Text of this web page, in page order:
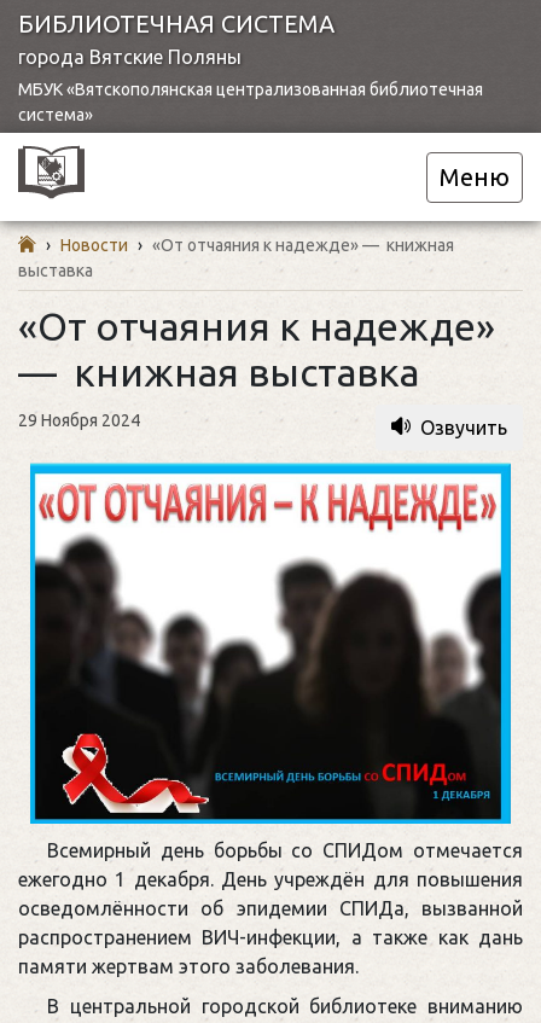
БИБЛИОТЕЧНАЯ СИСТЕМА
города Вятские Поляны
МБУК «Вятскополянская централизованная библиотечная
система»
Меню
› Новости › «От отчаяния к надежде» — книжная
выставка
«От отчаяния к надежде»
— книжная выставка
29 Ноября 2024 Озвучить
Всемирный день борьбы со СПИДом отмечается
ежегодно 1 декабря. День учреждён для повышения
осведомлённости об эпидемии СПИДа, вызванной
распространением ВИЧ-инфекции, а также как дань
памяти жертвам этого заболевания.
В центральной городской библиотеке вниманию